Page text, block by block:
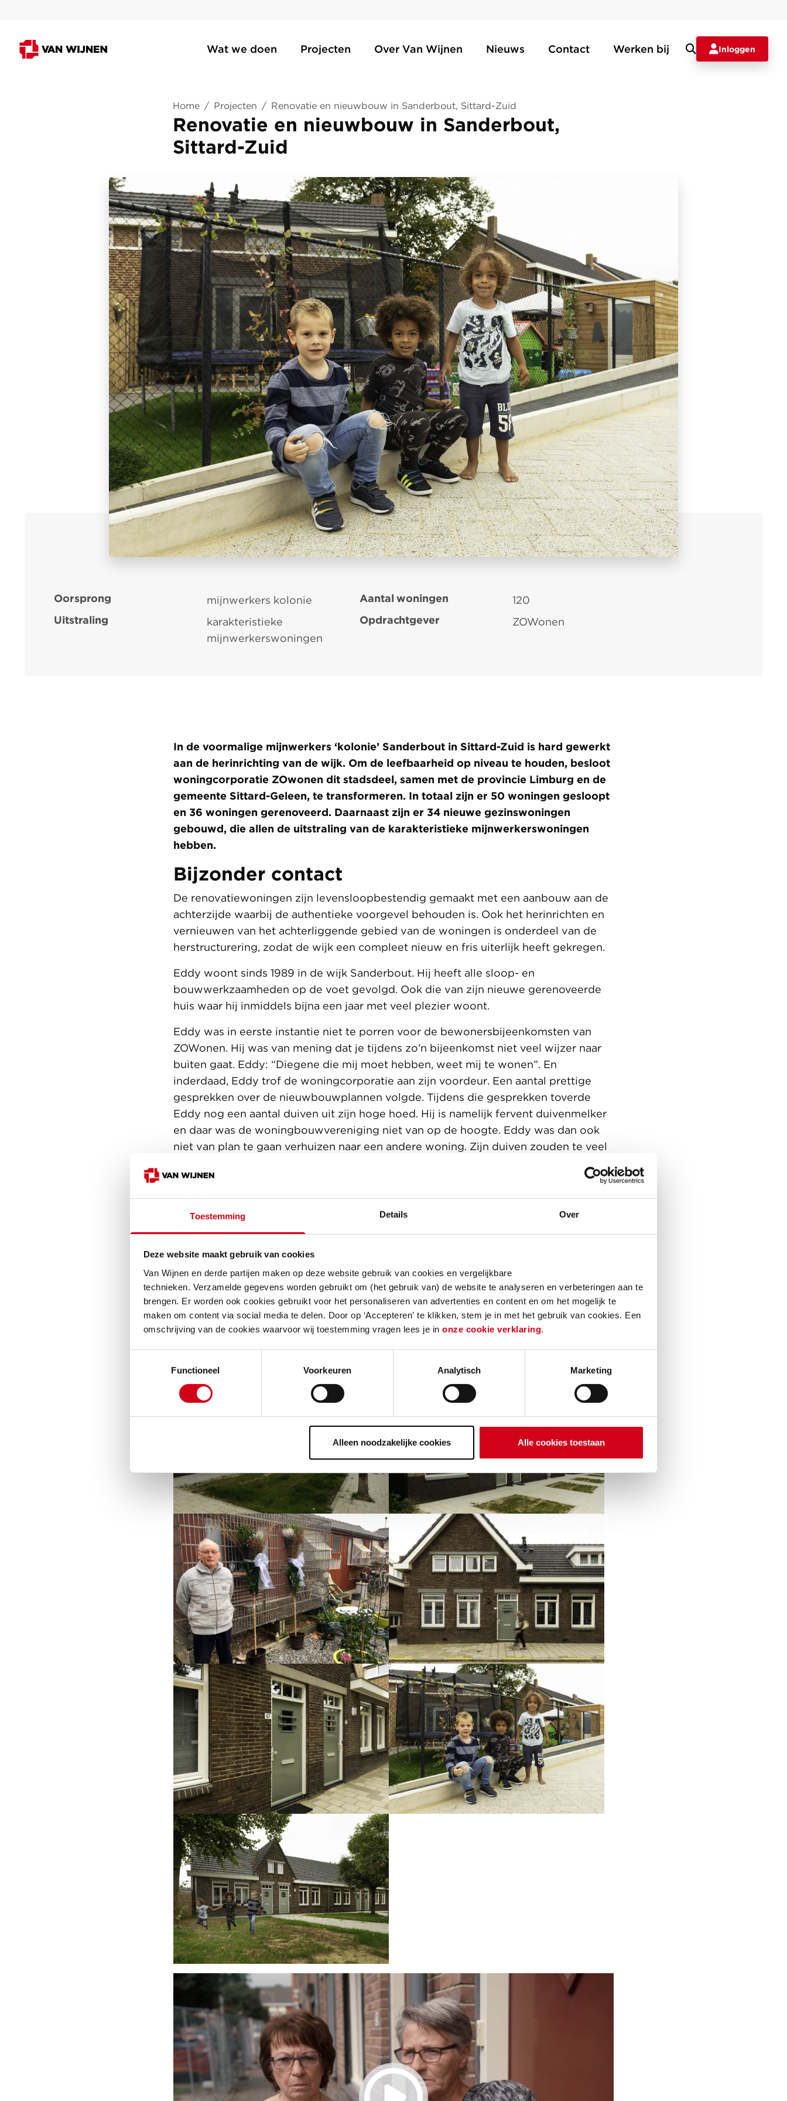
Toestemming Details Over
Deze website maakt gebruik van cookies
Van Wijnen en derde partijen maken op deze website gebruik van cookies en vergelijkbare
technieken. Verzamelde gegevens worden gebruikt om (het gebruik van) de website te analyseren en verbeteringen aan te
brengen. Er worden ook cookies gebruikt voor het personaliseren van advertenties en content en om het mogelijk te
maken om content via social media te delen. Door op ‘Accepteren’ te klikken, stem je in met het gebruik van cookies. Een
omschrijving van de cookies waarvoor wij toestemming vragen lees je in onze cookie verklaring.
Functioneel
Voorkeuren Analytisch Marketing
Alleen noodzakelijke cookies Alle cookies toestaan
Wat we doen Projecten Over Van Wijnen Nieuws Contact Werken bij Inloggen
Home / Projecten / Renovatie en nieuwbouw in Sanderbout, Sittard-Zuid
Renovatie en nieuwbouw in Sanderbout,
Sittard-Zuid
Oorsprong mijnwerkers kolonie Aantal woningen
120
Uitstraling
karakteristieke
mijnwerkerswoningen
Opdrachtgever ZOWonen
In de voormalige mijnwerkers ‘kolonie’ Sanderbout in Sittard-Zuid is hard gewerkt
aan de herinrichting van de wijk. Om de leefbaarheid op niveau te houden, besloot
woningcorporatie ZOwonen dit stadsdeel, samen met de provincie Limburg en de
gemeente Sittard-Geleen, te transformeren. In totaal zijn er 50 woningen gesloopt
en 36 woningen gerenoveerd. Daarnaast zijn er 34 nieuwe gezinswoningen
gebouwd, die allen de uitstraling van de karakteristieke mijnwerkerswoningen
hebben.
Bijzonder contact
De renovatiewoningen zijn levensloopbestendig gemaakt met een aanbouw aan de
achterzijde waarbij de authentieke voorgevel behouden is. Ook het herinrichten en
vernieuwen van het achterliggende gebied van de woningen is onderdeel van de
herstructurering, zodat de wijk een compleet nieuw en fris uiterlijk heeft gekregen.
Eddy woont sinds 1989 in de wijk Sanderbout. Hij heeft alle sloop- en
bouwwerkzaamheden op de voet gevolgd. Ook die van zijn nieuwe gerenoveerde
huis waar hij inmiddels bijna een jaar met veel plezier woont.
Eddy was in eerste instantie niet te porren voor de bewonersbijeenkomsten van
ZOWonen. Hij was van mening dat je tijdens zo’n bijeenkomst niet veel wijzer naar
buiten gaat. Eddy: “Diegene die mij moet hebben, weet mij te wonen”. En
inderdaad, Eddy trof de woningcorporatie aan zijn voordeur. Een aantal prettige
gesprekken over de nieuwbouwplannen volgde. Tijdens die gesprekken toverde
Eddy nog een aantal duiven uit zijn hoge hoed. Hij is namelijk fervent duivenmelker
en daar was de woningbouwvereniging niet van op de hoogte. Eddy was dan ook
niet van plan te gaan verhuizen naar een andere woning. Zijn duiven zouden te veel
vooraf: Eddy zou tijdelijk een woning aan de overzijde van de straat betrekken en
zijn duiven bleven tijdens de bouw gewoon in het bestaande duivenhok zitten.